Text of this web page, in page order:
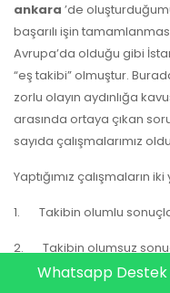
Whatsapp Destek
ankara ’de
başarılı işin
Avrupa’da olduğu gibi
“eş takibi” olmuştur.
zorlu olayın aydınlığa
arasında ortaya çıkan
sayıda çalışmalarımız
Yaptığımız çalışmaların
1. Takibin olumlu
2. Takibin olumsuz
1 - Takibin olumlu